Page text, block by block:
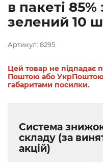
в пакеті 85%
зелений 10
Артикул: 8295
Цей товар не підпадає
Поштою або УкрПоштою
габаритами посилки.
Система
складу (за
акцій)